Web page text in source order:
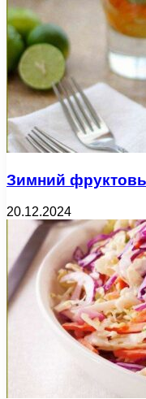
Зимний
20.12.2024